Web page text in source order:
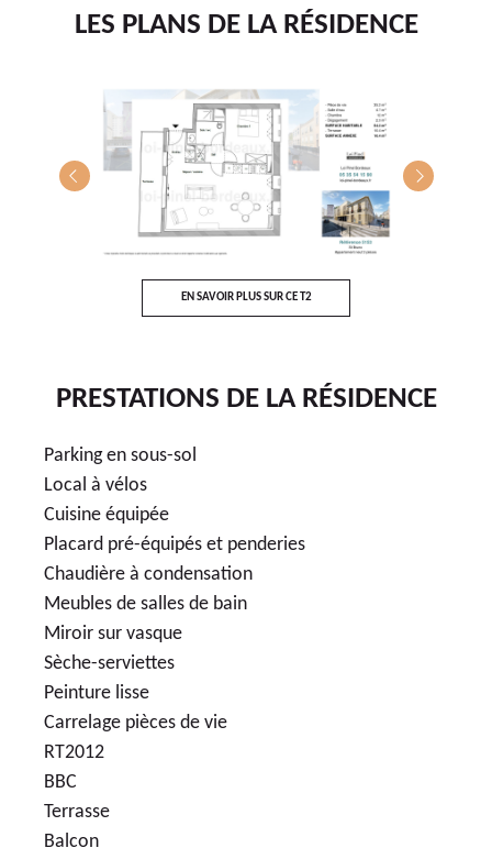
LES PLANS DE LA RÉSIDENCE
EN SAVOIR PLUS SUR CE T2
PRESTATIONS DE LA RÉSIDENCE
Parking en sous-sol
Local à vélos
Cuisine équipée
Placard pré-équipés et penderies
Chaudière à condensation
Meubles de salles de bain
Miroir sur vasque
Sèche-serviettes
Peinture lisse
Carrelage pièces de vie
RT2012
BBC
Terrasse
Balcon